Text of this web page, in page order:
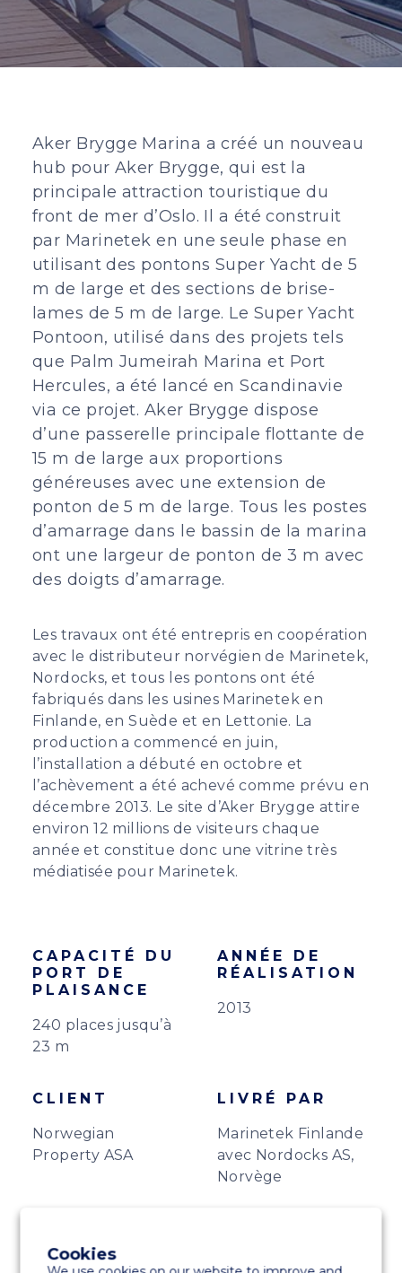
Aker Brygge Marina a créé un nouveau
hub pour Aker Brygge, qui est la
principale attraction touristique du
front de mer d’Oslo. Il a été construit
par Marinetek en une seule phase en
utilisant des pontons Super Yacht de 5
m de large et des sections de brise-
lames de 5 m de large. Le Super Yacht
Pontoon, utilisé dans des projets tels
que Palm Jumeirah Marina et Port
Hercules, a été lancé en Scandinavie
via ce projet. Aker Brygge dispose
d’une passerelle principale flottante de
15 m de large aux proportions
généreuses avec une extension de
ponton de 5 m de large. Tous les postes
d’amarrage dans le bassin de la marina
ont une largeur de ponton de 3 m avec
des doigts d’amarrage.
Les travaux ont été entrepris en coopération
avec le distributeur norvégien de Marinetek,
Nordocks, et tous les pontons ont été
fabriqués dans les usines Marinetek en
Finlande, en Suède et en Lettonie. La
production a commencé en juin,
l’installation a débuté en octobre et
l’achèvement a été achevé comme prévu en
décembre 2013. Le site d’Aker Brygge attire
environ 12 millions de visiteurs chaque
année et constitue donc une vitrine très
médiatisée pour Marinetek.
CAPACITÉ DU
PORT DE
PLAISANCE
240 places jusqu’à
23 m
ANNÉE DE
RÉALISATION
2013
CLIENT
Norwegian
Property ASA
LIVRÉ PAR
Marinetek Finlande
avec Nordocks AS,
Norvège
Brise-lames de la série 5300K
Cookies